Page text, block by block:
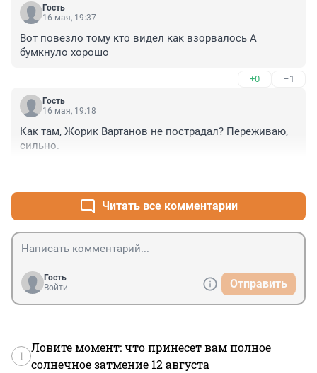
Гость
16 мая, 19:37
Вот повезло тому кто видел как взорвалось А
бумкнуло хорошо
+0 –1
Гость
16 мая, 19:18
Как там, Жорик Вартанов не пострадал? Переживаю,
сильно.
Читать все комментарии
Гость
Войти
Отправить
1
Ловите момент: что принесет вам полное
солнечное затмение 12 августа